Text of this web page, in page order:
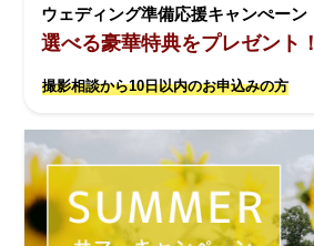
ウェディング準備応援キャンぺーン
選べる豪華特典をプレゼント！
撮影相談から10日以内のお申込みの方